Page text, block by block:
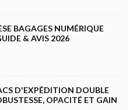
BAGAGES NUMÉRIQUE
& AVIS 2026
D'EXPÉDITION DOUBLE
OPACITÉ ET GAIN